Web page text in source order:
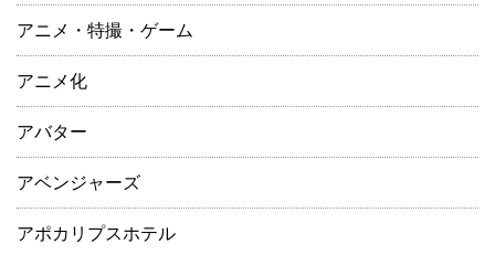
アニメ・特撮・ゲーム
アニメ化
アバター
アベンジャーズ
アポカリプスホテル